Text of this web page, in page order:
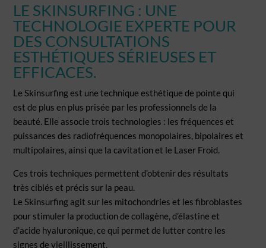
LE SKINSURFING : UNE
TECHNOLOGIE EXPERTE POUR
DES CONSULTATIONS
ESTHÉTIQUES SÉRIEUSES ET
EFFICACES.
Le Skinsurfing est une technique esthétique de pointe qui
est de plus en plus prisée par les professionnels de la
beauté. Elle associe trois technologies : les fréquences et
puissances des radiofréquences monopolaires, bipolaires et
multipolaires, ainsi que la cavitation et le Laser Froid.
Ces trois techniques permettent d’obtenir des résultats
très ciblés et précis sur la peau.
Le Skinsurfing agit sur les mitochondries et les fibroblastes
pour stimuler la production de collagène, d’élastine et
d’acide hyaluronique, ce qui permet de lutter contre les
signes de vieillissement.